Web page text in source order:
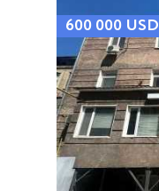
600 000 USD